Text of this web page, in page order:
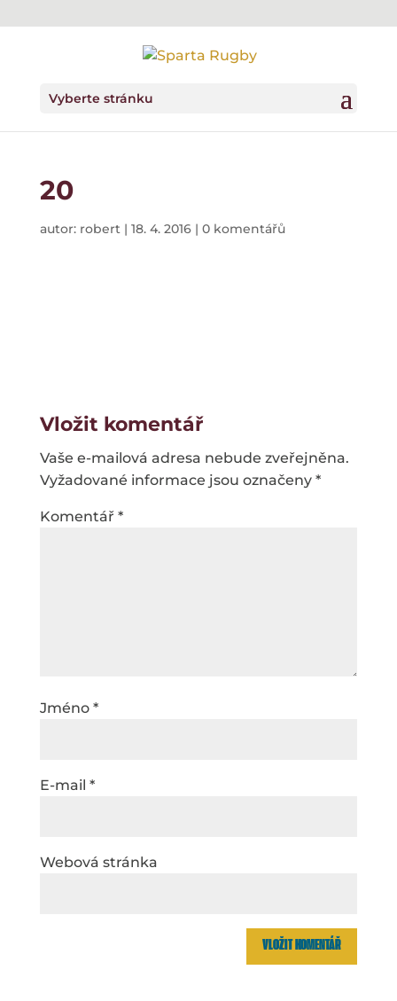
Vyberte stránku
20
autor: robert| 18. 4. 2016| 0 komentářů
Vložit komentář
Vaše e-mailová adresa nebude zveřejněna.
Vyžadované informace jsou označeny *
Komentář *
Jméno *
E-mail *
Webová stránka